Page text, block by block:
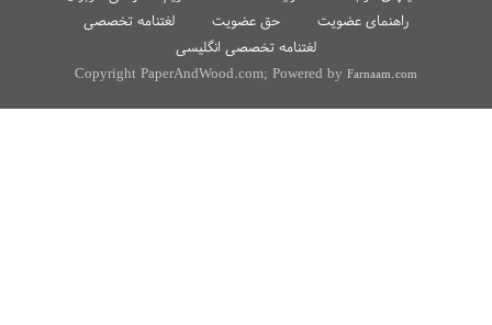
راهنمای عضویت
حق عضویت
لغتنامه تخصصی
لغتنامه تخصصی انگلیسی
Copyright PaperAndWood.com; Powered by Farnaam.com